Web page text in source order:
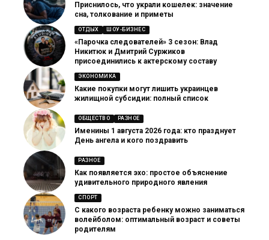
Приснилось, что украли кошелек: значение
сна, толкование и приметы
ОТДЫХ ШОУ-БИЗНЕС
«Парочка следователей» 3 сезон: Влад
Никитюк и Дмитрий Суржиков
присоединились к актерскому составу
ЭКОНОМИКА
Какие покупки могут лишить украинцев
жилищной субсидии: полный список
ОБЩЕСТВО РАЗНОЕ
Именины 1 августа 2026 года: кто празднует
День ангела и кого поздравить
РАЗНОЕ
Как появляется эхо: простое объяснение
удивительного природного явления
СПОРТ
С какого возраста ребенку можно заниматься
волейболом: оптимальный возраст и советы
родителям